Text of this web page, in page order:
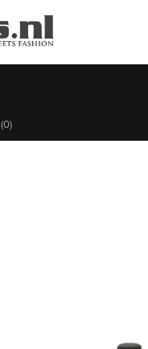
(0)